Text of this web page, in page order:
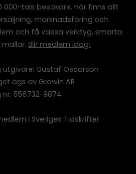
000-tals besökare. Här finns allt
marknadsföring och
och få vassa verktyg, smarta
mallar. Blir medlem idag!
utgivare: Gustaf Oscarson
ägs av Growin AB
nr: 556732-9874
i Sveriges Tidskrifter.